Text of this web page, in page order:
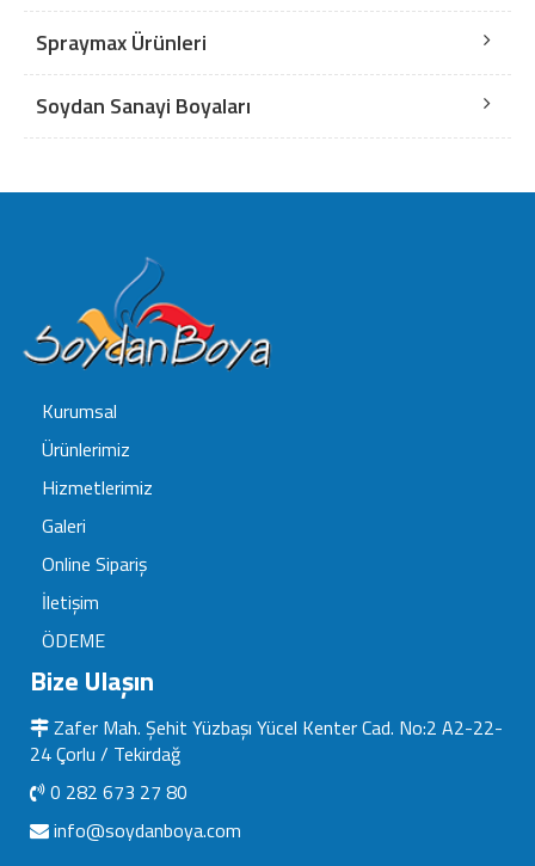
Spraymax Ürünleri
Soydan Sanayi Boyaları
Kurumsal
Ürünlerimiz
Hizmetlerimiz
Galeri
Online Sipariş
İletişim
ÖDEME
Bize Ulaşın
Zafer Mah. Şehit Yüzbaşı Yücel Kenter Cad. No:2 A2-22-
24 Çorlu / Tekirdağ
0 282 673 27 80
info@soydanboya.com